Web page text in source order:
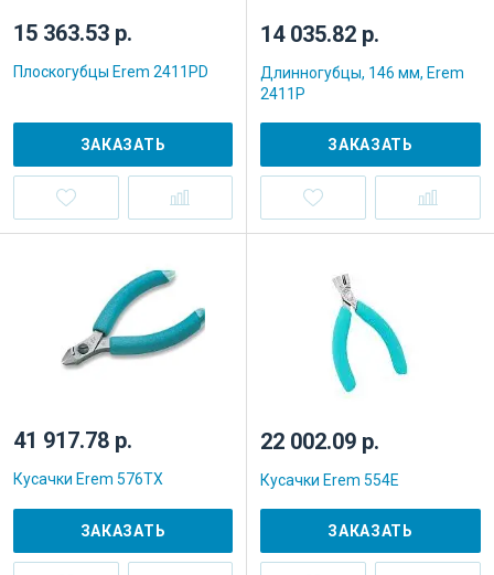
15 363.53 р.
Плоскогубцы Erem 2411PD
ЗАКАЗАТЬ
14 035.82 р.
Длинногубцы, 146 мм, Erem
2411P
ЗАКАЗАТЬ
41 917.78 р.
Кусачки Erem 576TX
ЗАКАЗАТЬ
22 002.09 р.
Кусачки Erem 554E
ЗАКАЗАТЬ